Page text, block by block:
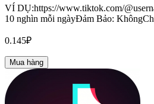
VÍ DỤ:https://www.tiktok.com/
10 nghìn mỗi ngàyĐảm Bảo:
0.145₽
Mua hàng